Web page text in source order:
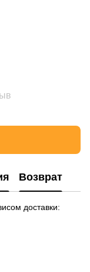
Возврат
доставки: